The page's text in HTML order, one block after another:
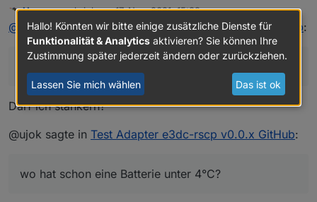
Ich hab einen Kompromiss gefunden: die Struktur
bleibt so, nur den Namen ändere ich auf
"Zellspannung [V]", wenn der Wert kleiner 4 ist
Perfekt.
E3DC hat sich hier anscheinend keine großen
Gedanken gemacht.
Wenn man es weiß kann man das in VIS richtig
Nicht stören
Homoranschrieb am17. Nov. 2021, 15:39
@ arnodsagte inTest Adapter e3dc-rscp v0.0.x GitHub:
Darf ich stänkern?
@ujok sagte in Test Adapter e3dc-rscp v0.0.x GitHub:
wo hat schon eine Batterie unter 4°C?
Hallo! Könnten wir bitte einige zusätzliche Dienste für
Funktionalität & Analytics aktivieren? Sie können Ihre
Zustimmung später jederzeit ändern oder zurückziehen.
Lassen Sie mich wählen Das ist ok